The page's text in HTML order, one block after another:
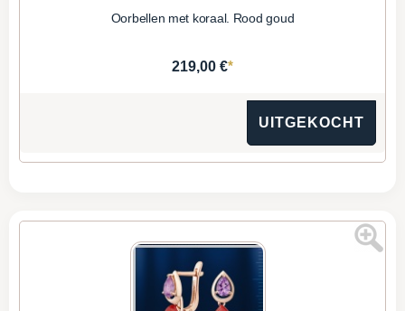
Oorbellen met koraal. Rood goud
219,00 €*
UITGEKOCHT